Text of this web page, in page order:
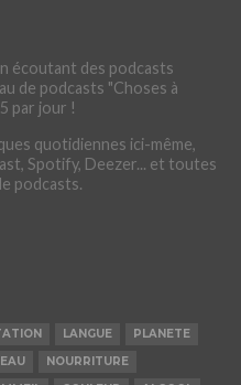
écoutant des podcasts
de podcasts "Choses à
par jour !
quotidiennes ici-même,
Spotify, Deezer... et toutes
podcasts.
LANGUE
PLANETE
EAU
NOURRITURE